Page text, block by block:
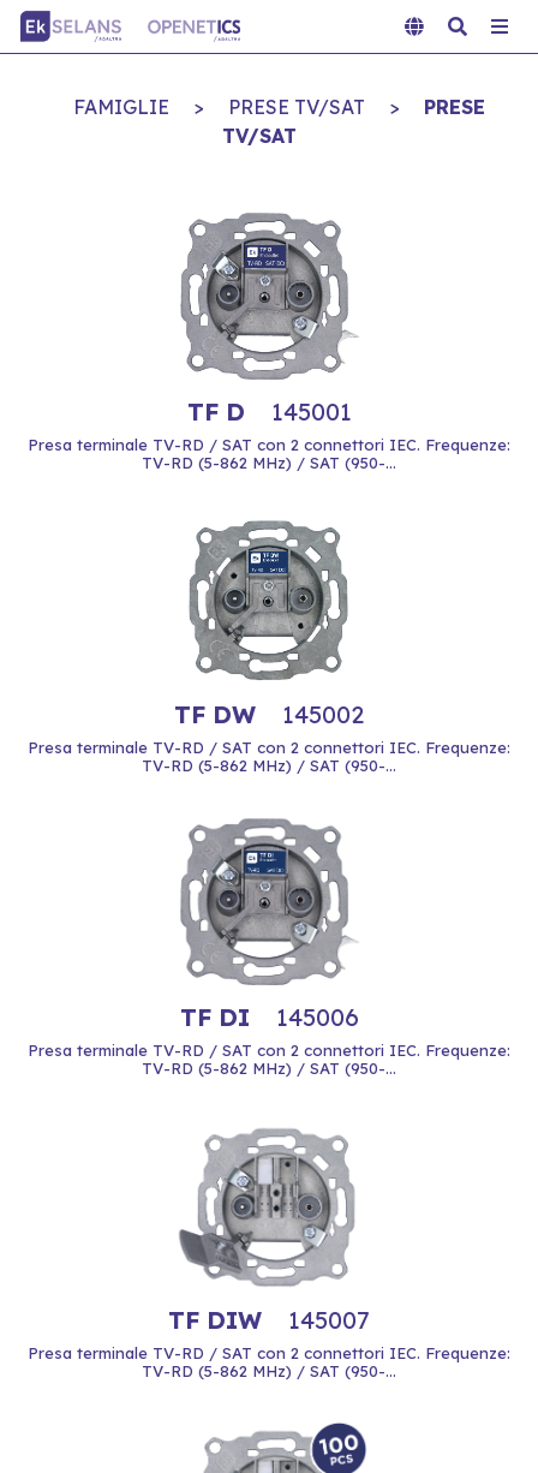
FAMIGLIE > PRESE TV/SAT >
PRESE
TV/SAT
TF D 145001
Presa terminale TV-RD / SAT con 2 connettori IEC. Frequenze:
TV-RD (5-862 MHz) / SAT (950-...
TF DW 145002
Presa terminale TV-RD / SAT con 2 connettori IEC. Frequenze:
TV-RD (5-862 MHz) / SAT (950-...
TF DI 145006
Presa terminale TV-RD / SAT con 2 connettori IEC. Frequenze:
TV-RD (5-862 MHz) / SAT (950-...
TF DIW 145007
Presa terminale TV-RD / SAT con 2 connettori IEC. Frequenze:
TV-RD (5-862 MHz) / SAT (950-...